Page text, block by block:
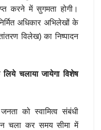
करने में सुगमता होगी।
अधिकार अभिलेखों के
विलेख) का निष्पादन
चलाया जायेगा विशेष
को स्वामित्व संबंधी
चला कर समय सीमा में